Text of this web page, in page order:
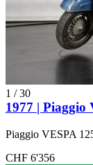
1 /30
1977 | Piaggio
Piaggio VESPA
CHF 6'356